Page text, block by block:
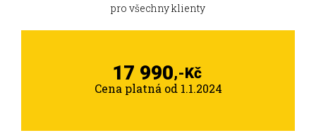
pro všechny klienty
17 990,-Kč
Cena platná od 1.1.2024